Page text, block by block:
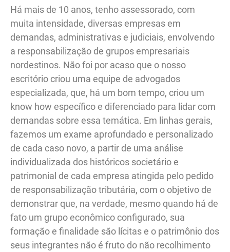
Há mais de 10 anos, tenho assessorado, com
muita intensidade, diversas empresas em
demandas, administrativas e judiciais, envolvendo
a responsabilização de grupos empresariais
nordestinos. Não foi por acaso que o nosso
escritório criou uma equipe de advogados
especializada, que, há um bom tempo, criou um
know how específico e diferenciado para lidar com
demandas sobre essa temática. Em linhas gerais,
fazemos um exame aprofundado e personalizado
de cada caso novo, a partir de uma análise
individualizada dos históricos societário e
patrimonial de cada empresa atingida pelo pedido
de responsabilização tributária, com o objetivo de
demonstrar que, na verdade, mesmo quando há de
fato um grupo econômico configurado, sua
formação e finalidade são lícitas e o patrimônio dos
seus integrantes não é fruto do não recolhimento